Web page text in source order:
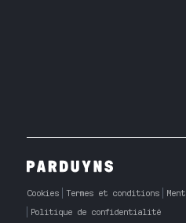
Cookies Termes et conditions
Politique de confidentialité